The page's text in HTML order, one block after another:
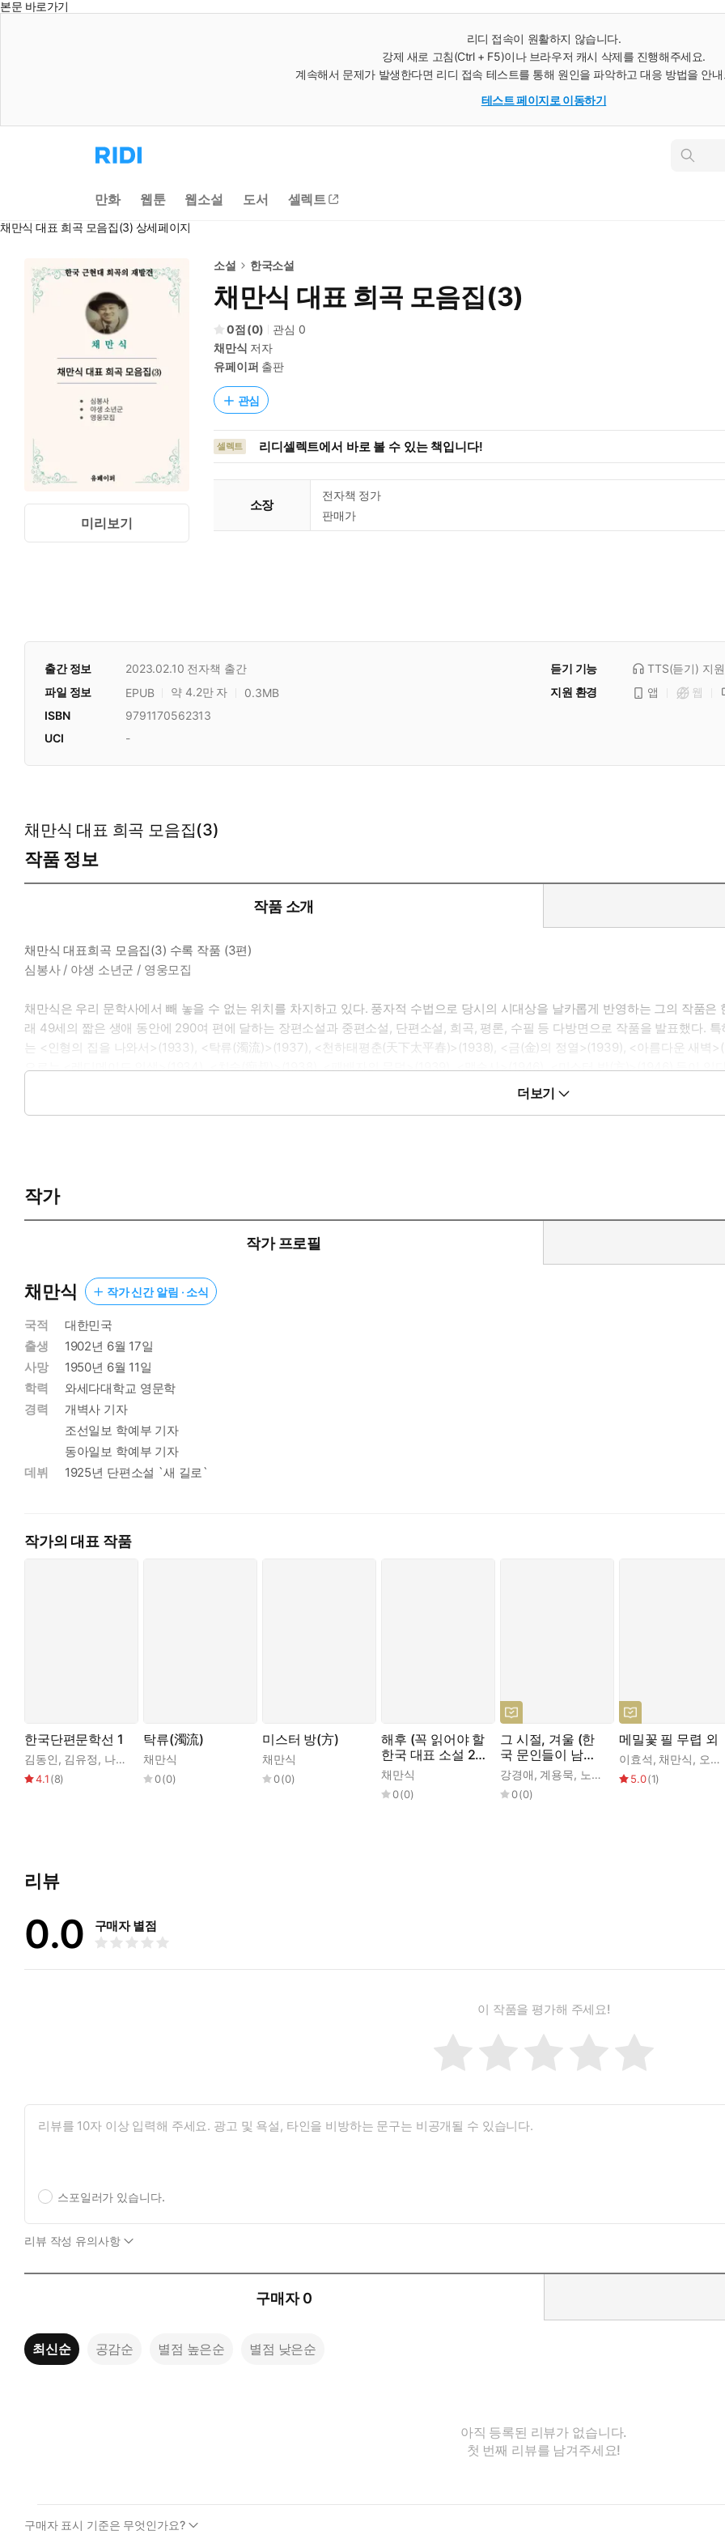
본문 바로가기
리디 접속이 원활하지 않습니다.
강제 새로 고침(Ctrl + F5)이나 브라우저 캐시 삭제를 진행해주세요.
계속해서 문제가 발생한다면 리디 접속 테스트를 통해 원인을 파악하고 대응 방법을 안
테스트 페이지로 이동하기
리
디
으
로
동
인
만화 웹툰 웹소설 도서 셀렉트
채만식 대표 희곡 모음집(3) 상세페이지
미리보기
소설 한국소설
채만식 대표 희곡 모음집(3)
0 (0) 관심 0
채만식 저자
유페이퍼 출판
관심
셀렉트 리디셀렉트에서 바로 볼 수 있는 책입니다!
소장
전자책 정가
판매가
출간 정보 2023.02.10 전자책 출간 듣기 기능 TTS(듣기) 지원
파일 정보
EPUB 약 4.2만 자 0.3MB 지원 환경 앱 웹
ISBN
9791170562313
UCI
-
채만식 대표 희곡 모음집(3)
작품 정보
작품 소개
채만식 대표희곡 모음집(3) 수록 작품 (3편)
심봉사 / 야생 소년군 / 영웅모집
채만식은 우리 문학사에서 빼 놓을 수 없는 위치를 차지하고 있다. 풍자적 수법으로 당시의 시대상을 날카롭게 반영하는 그의 작품
래 49세의 짧은 생애 동안에 290여 편에 달하는 장편소설과 중편소설, 단편소설, 희곡, 평론, 수필 등 다방면으로 작품을 발표했다.
는 <인형의 집을 나와서>(1933), <탁류(濁流)>(1937), <천하태평춘(天下太平春)>(1938), <금(金)의 정열>(1939), <아름다운 새벽
으로는 <레디메이드 인생>(1934), <치숙(痴叔)>(1938), <패배자의 무덤>(1939), <맹순사>(1946), <미스터 방(方)>(1946) 등이 있
설>(1940) 등이 있다. 일제 강점기의 우리 민족이 처한 사회적 현실과 좌절에 대하여 문제의식을 가지고, 풍부한 어휘, 풍자, 반어, 역
서 경제적 궁핍과 시대적 모순과 갈등을 풍자적 수법으로 당시의 시대상을 날카롭게 비판하였다.
더보기
작가
작가 프로필
채만식 작가 신간 알림 · 소식
국적
대한민국
출생
1902년 6월 17일
사망
1950년 6월 11일
학력
와세다대학교 영문학
경력
개벽사 기자
조선일보 학예부 기자
동아일보 학예부 기자
데뷔
1925년 단편소설 `새 길로`
작가의 대표 작품
한국단편문학선 1
김동인, 김유정, 나도향 염상섭 이태준,이효석 채만식,최서해,현진건 이남호
4.1(8)
탁류(濁流)
채만식
0(0)
미스터 방(方)
채만식
0(0)
해후 (꼭 읽어야 할
한국 대표 소설 20
2)
채만식
0(0)
그 시절, 겨울 (한
국 문인들이 남긴
계절 이야기)
강경애, 계용묵, 노천명 ,방정환,
0(0)
메밀꽃 필 무렵 외
이효석, 채만식, 오영수
5.0(1)
리뷰
0.0 구매자 별점
이 작품을 평가해 주세요!
스포일러가 있습니다.
리뷰 작성 유의사항
구매자 0
최신순 공감순 별점 높은순 별점 낮은순
아직 등록된 리뷰가 없습니다.
첫 번째 리뷰를 남겨주세요!
구매자 표시 기준은 무엇인가요?